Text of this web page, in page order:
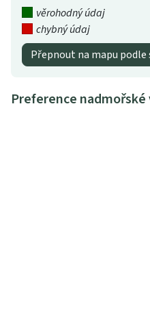
věrohodný údaj
chybný údaj
Přepnout na mapu
Preference nadmořské